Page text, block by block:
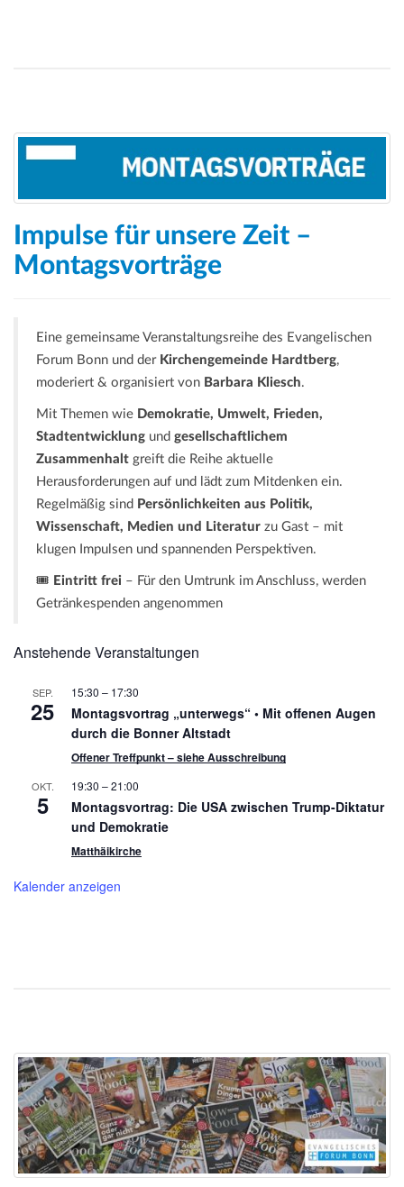
Impulse für unsere Zeit –
Montagsvorträge
Eine gemeinsame Veranstaltungsreihe des Evangelischen
Forum Bonn und der Kirchengemeinde Hardtberg,
moderiert & organisiert von Barbara Kliesch.
Mit Themen wie Demokratie, Umwelt, Frieden,
Stadtentwicklung und gesellschaftlichem
Zusammenhalt greift die Reihe aktuelle
Herausforderungen auf und lädt zum Mitdenken ein.
Regelmäßig sind Persönlichkeiten aus Politik,
Wissenschaft, Medien und Literatur zu Gast – mit
klugen Impulsen und spannenden Perspektiven.
🎟️ Eintritt frei – Für den Umtrunk im Anschluss, werden
Getränkespenden angenommen
Anstehende Veranstaltungen
SEP.
25
15:30 – 17:30
Montagsvortrag „unterwegs“ • Mit offenen Augen
durch die Bonner Altstadt
Offener Treffpunkt – siehe Ausschreibung
OKT.
5
19:30 –21:00
Montagsvortrag: Die USA zwischen Trump-Diktatur
und Demokratie
Matthäikirche
Kalender anzeigen